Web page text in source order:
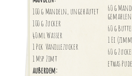
100 g Mandeln, ungehäutet
100 g Zucker
40 ml Wasser
1 Pck Vanillezucker
1 Msp Zimt
außerdem:
60 g
gemahlen
60 g
1 Ei
60 g
etwas